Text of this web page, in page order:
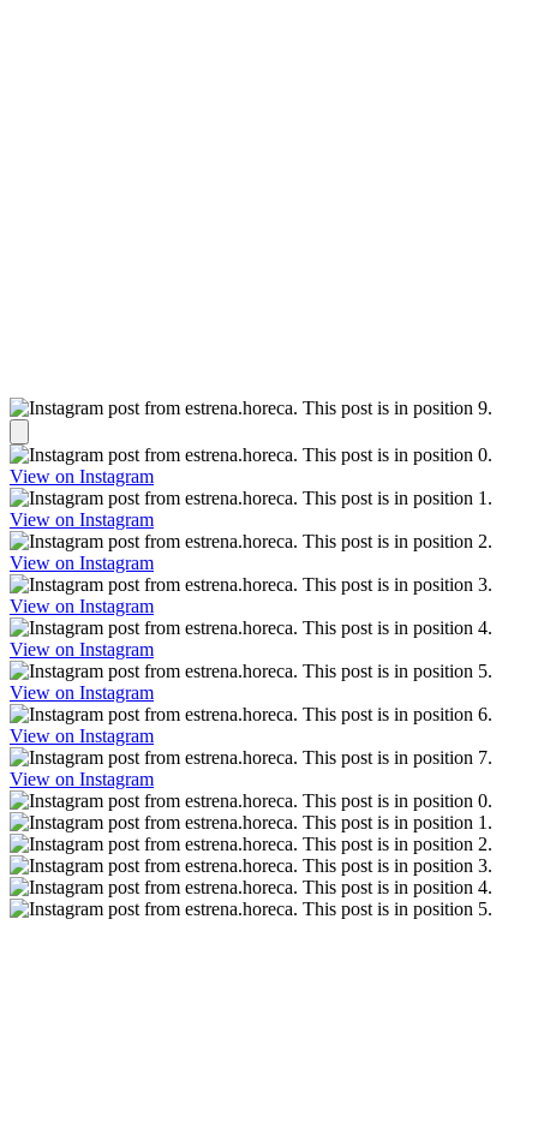
View on Instagram
View on Instagram
View on Instagram
View on Instagram
View on Instagram
View on Instagram
View on Instagram
View on Instagram